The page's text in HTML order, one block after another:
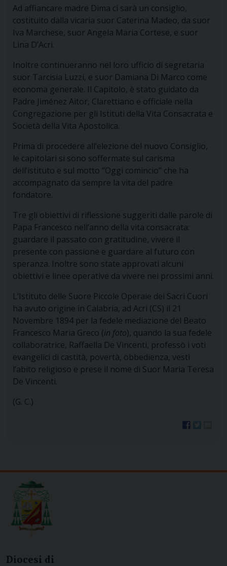
Ad affiancare madre Dima ci sarà un consiglio,
costituito dalla vicaria suor Caterina Madeo, da suor
Iva Marchese, suor Angela Maria Cortese, e suor
Lina D’Acri.
Inoltre continueranno nel loro ufficio di segretaria
suor Tarcisia Luzzi, e suor Damiana Di Marco come
economa generale. Il Capitolo, è stato guidato da
Padre Jiménez Aitor, Clarettiano e officiale nella
Congregazione per gli Istituti della Vita Consacrata e
Società della Vita Apostolica.
Prima di procedere all’elezione del nuovo Consiglio,
le capitolari si sono soffermate sul carisma
dell’istituto e sul motto “Oggi comincio” che ha
accompagnato da sempre la vita del padre
fondatore.
Tre gli obiettivi di riflessione suggeriti dalle parole di
Papa Francesco nell’anno della vita consacrata:
guardare il passato con gratitudine, vivere il
presente con passione e guardare al futuro con
speranza. Inoltre sono state approvati alcuni
obiettivi e linee operative da vivere nei prossimi anni.
L’Istituto delle Suore Piccole Operaie dei Sacri Cuori
ha avuto origine in Calabria, ad Acri (CS) il 21
Novembre 1894 per la fedele mediazione del Beato
Francesco Maria Greco (in foto), quando la sua fedele
collaboratrice, Raffaella De Vincenti, professò i voti
evangelici di castità, povertà, obbedienza, vestì
l’abito religioso e prese il nome di Suor Maria Teresa
De Vincenti.
(G. C.)
Diocesi di